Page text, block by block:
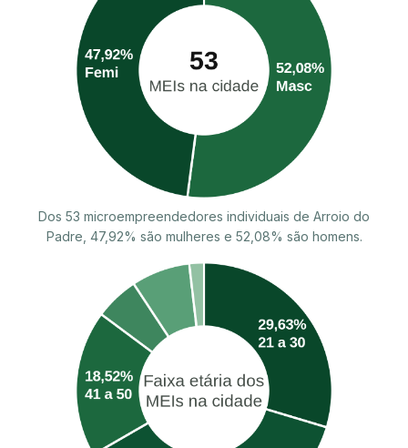
Dos 53 microempreendedores individuais de Arroio do
Padre, 47,92% são mulheres e 52,08% são homens.